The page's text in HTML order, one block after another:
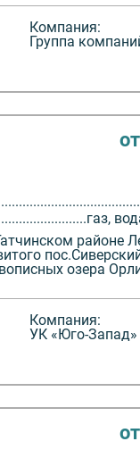
Компания:
Группа
газ,
районе
озера
Компания:
УК «Юго-Запад»